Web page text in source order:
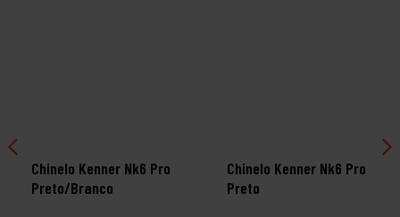
Chinelo Kenner Nk6 Pro
Preto/Branco
Chinelo Kenner Nk6 Pro
Preto